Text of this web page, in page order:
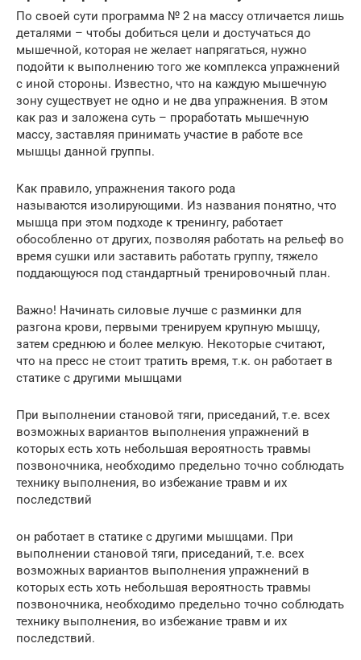
По своей сути программа № 2 на массу отличается лишь
деталями – чтобы добиться цели и достучаться до
мышечной, которая не желает напрягаться, нужно
подойти к выполнению того же комплекса упражнений
с иной стороны. Известно, что на каждую мышечную
зону существует не одно и не два упражнения. В этом
как раз и заложена суть – проработать мышечную
массу, заставляя принимать участие в работе все
мышцы данной группы.
Как правило, упражнения такого рода
называются изолирующими. Из названия понятно, что
мышца при этом подходе к тренингу, работает
обособленно от других, позволяя работать на рельеф во
время сушки или заставить работать группу, тяжело
поддающуюся под стандартный тренировочный план.
Важно! Начинать силовые лучше с разминки для
разгона крови, первыми тренируем крупную мышцу,
затем среднюю и более мелкую. Некоторые считают,
что на пресс не стоит тратить время, т.к. он работает в
статике с другими мышцами
При выполнении становой тяги, приседаний, т.е. всех
возможных вариантов выполнения упражнений в
которых есть хоть небольшая вероятность травмы
позвоночника, необходимо предельно точно соблюдать
технику выполнения, во избежание травм и их
последствий
он работает в статике с другими мышцами. При
выполнении становой тяги, приседаний, т.е. всех
возможных вариантов выполнения упражнений в
которых есть хоть небольшая вероятность травмы
позвоночника, необходимо предельно точно соблюдать
технику выполнения, во избежание травм и их
последствий.